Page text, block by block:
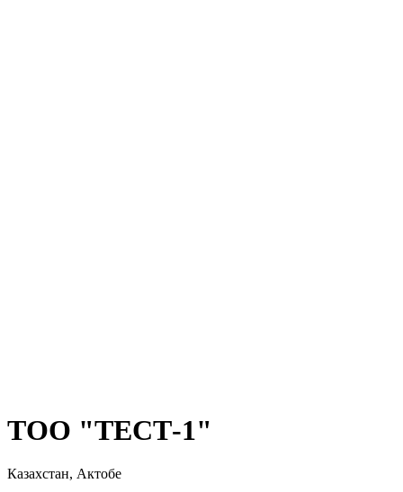
ТОО "ТЕСТ-1"
Казахстан, Актобе